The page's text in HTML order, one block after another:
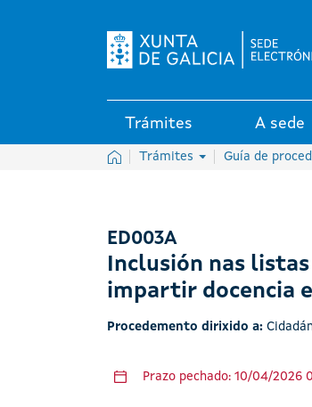
Trámites A sede
InicioTrámites Guía de
ED003A
Inclusión nas
impartir docencia
Procedemento dirixido a:
Prazo pechado: 10/04/2026